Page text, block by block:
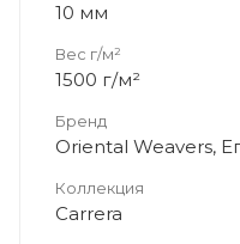
10 мм
Вес г/м²
1500 г/м²
Бренд
Oriental Weavers,
Коллекция
Carrera